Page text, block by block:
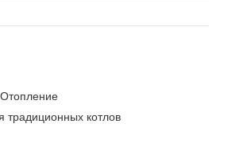
Отопление
традиционных котлов